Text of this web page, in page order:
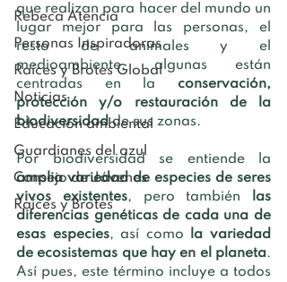
Rebeca Atencia
Personas Inspiradoras
Raíces y Brotes Global
Noticias
Educación ambiental
Guardianes del azul
Consejo de Jóvenes
Raíces y Brotes
que realizan para hacer del mundo un
lugar mejor para las personas, el
resto de animales y el
medioambiente, algunas están
centradas en la conservación,
protección y/o restauración de la
biodiversidad de sus zonas.
amplia variedad de especies de seres
vivos existentes, pero también
las
diferencias genéticas de cada una de
esas especies, así como
la variedad
de ecosistemas que hay en el planeta.
Así pues, este término incluye a todos